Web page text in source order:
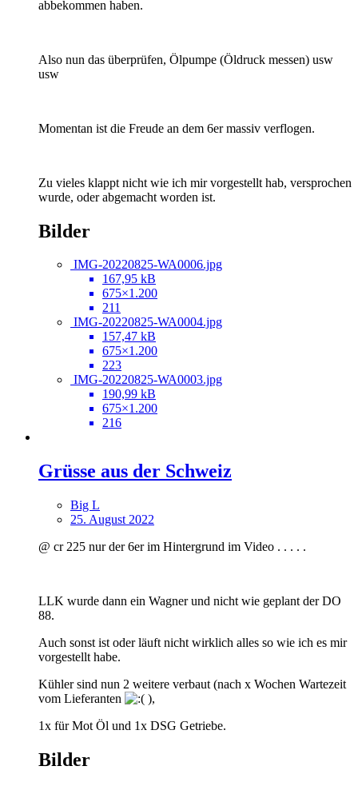
abbekommen haben.
Also nun das überprüfen, Ölpumpe (Öldruck messen) usw
usw
Momentan ist die Freude an dem 6er massiv verflogen.
Zu vieles klappt nicht wie ich mir vorgestellt hab, versprochen
wurde, oder abgemacht worden ist.
Bilder
IMG-20220825-WA0006.jpg
167,95 kB
675×1.200
211
IMG-20220825-WA0004.jpg
157,47 kB
675×1.200
223
IMG-20220825-WA0003.jpg
190,99 kB
675×1.200
216
Grüsse aus der Schweiz
Big L
25. August 2022
@ cr 225 nur der 6er im Hintergrund im Video . . . . .
LLK wurde dann ein Wagner und nicht wie geplant der DO
88.
Auch sonst ist oder läuft nicht wirklich alles so wie ich es mir
vorgestellt habe.
Kühler sind nun 2 weitere verbaut (nach x Wochen Wartezeit
vom Lieferanten
),
1x für Mot Öl und 1x DSG Getriebe.
Bilder